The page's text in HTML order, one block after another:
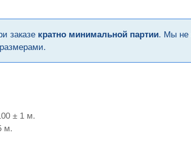
заказе кратно минимальной партии. Мы не
± 1 м.
м.